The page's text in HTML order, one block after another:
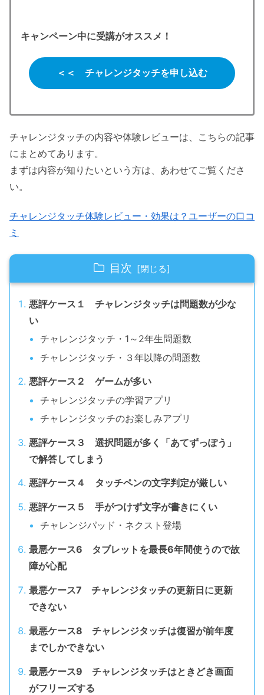
キャンペーン中に受講がオススメ！
＜＜ チャレンジタッチを申し込む
チャレンジタッチの内容や体験レビューは、こちらの記事
にまとめてあります。
まずは内容が知りたいという方は、あわせてご覧くださ
い。
チャレンジタッチ体験レビュー・効果は？ユーザーの口コ
ミ
目次
悪評ケース１ チャレンジタッチは問題数が少な
い
チャレンジタッチ・1～2年生問題数
チャレンジタッチ・３年以降の問題数
悪評ケース２ ゲームが多い
チャレンジタッチの学習アプリ
チャレンジタッチのお楽しみアプリ
悪評ケース３ 選択問題が多く「あてずっぽう」
で解答してしまう
悪評ケース４ タッチペンの文字判定が厳しい
悪評ケース５ 手がつけず文字が書きにくい
チャレンジパッド・ネクスト登場
最悪ケース6 タブレットを最長6年間使うので故
障が心配
最悪ケース7 チャレンジタッチの更新日に更新
できない
最悪ケース8 チャレンジタッチは復習が前年度
までしかできない
最悪ケース9 チャレンジタッチはときどき画面
がフリーズする